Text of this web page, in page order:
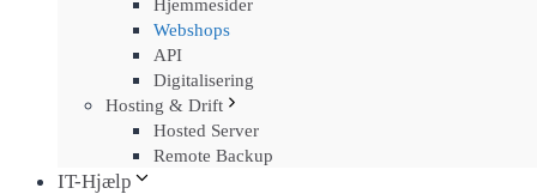
Hjemmesider
Webshops
API
Digitalisering
Hosting & Drift
Hosted Server
Remote Backup
IT-Hjælp